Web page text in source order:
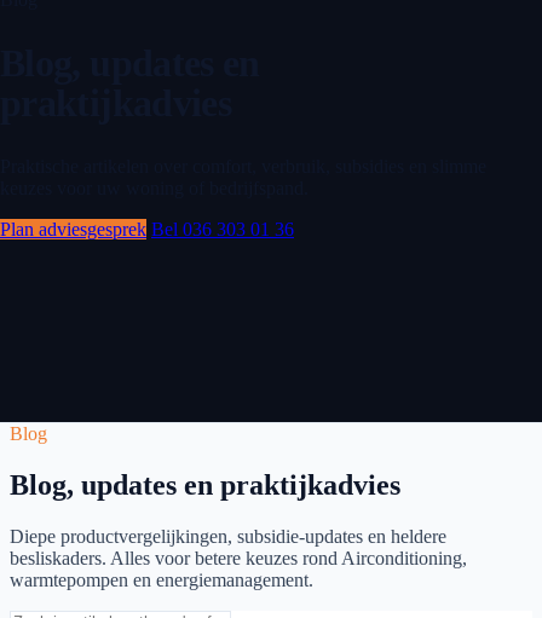
Plan adviesgesprek Bel 036 303 01 36
Blog
Blog, updates en praktijkadvies
Diepe productvergelijkingen, subsidie-updates en heldere
besliskaders. Alles voor betere keuzes rond Airconditioning,
warmtepompen en energiemanagement.